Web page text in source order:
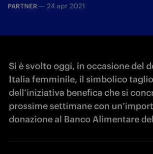
PARTNER — 24 apr 2021
Si è svolto oggi, in occasione del
Italia femminile, il simbolico
dell’iniziativa benefica che si
prossime settimane con
donazione al Banco Alimentare